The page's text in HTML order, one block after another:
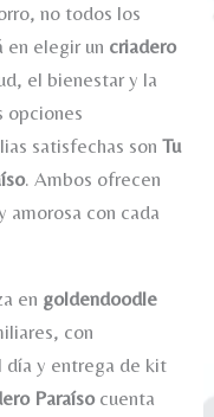
no todos los
en elegir un criadero
el bienestar y la
opciones
satisfechas sonTu
. Ambos ofrecen
amorosa con cada
en goldendoodle
con
día y entrega de kit
Paraísocuenta